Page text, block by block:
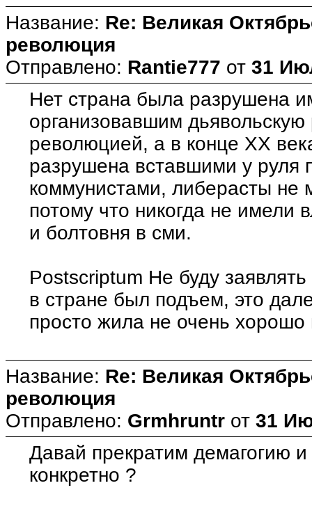
Название: Re: Великая
революция
Отправлено: Rantie777 от 31
Нет страна была разрушена
организовавшим
революцией, а в конце XX
разрушена вставшими у руля
коммунистами, либерасты не
потому что никогда не имели
и
Postscriptum Не буду
в стране был подъем, это
просто жила не очень хорошо
Название: Re: Великая
революция
Отправлено: Grmhruntr от 31
Давай прекратим демагогию
конкретно ?